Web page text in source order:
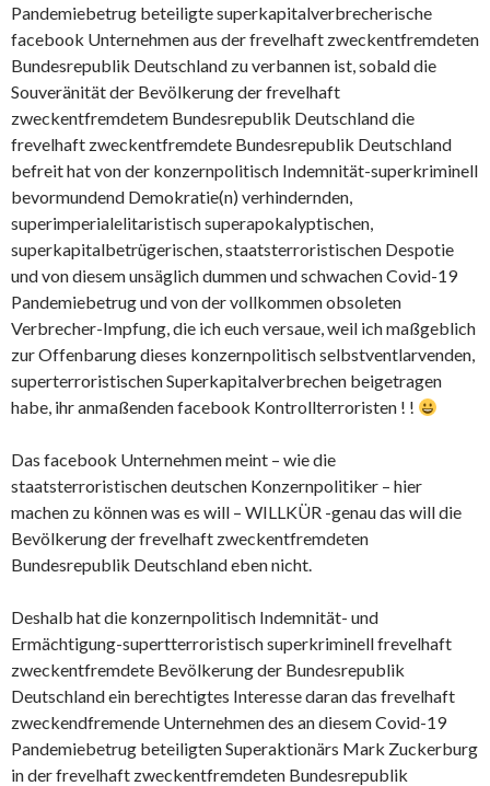
Pandemiebetrug beteiligte superkapitalverbrecherische
facebook Unternehmen aus der frevelhaft zweckentfremdeten
Bundesrepublik Deutschland zu verbannen ist, sobald die
Souveränität der Bevölkerung der frevelhaft
zweckentfremdetem Bundesrepublik Deutschland die
frevelhaft zweckentfremdete Bundesrepublik Deutschland
befreit hat von der konzernpolitisch Indemnität-superkriminell
bevormundend Demokratie(n) verhindernden,
superimperialelitaristisch superapokalyptischen,
superkapitalbetrügerischen, staatsterroristischen Despotie
und von diesem unsäglich dummen und schwachen Covid-19
Pandemiebetrug und von der vollkommen obsoleten
Verbrecher-Impfung, die ich euch versaue, weil ich maßgeblich
zur Offenbarung dieses konzernpolitisch selbstventlarvenden,
superterroristischen Superkapitalverbrechen beigetragen
habe, ihr anmaßenden facebook Kontrollterroristen ! !
Das facebook Unternehmen meint – wie die
staatsterroristischen deutschen Konzernpolitiker – hier
machen zu können was es will – WILLKÜR -genau das will die
Bevölkerung der frevelhaft zweckentfremdeten
Bundesrepublik Deutschland eben nicht.
Deshalb hat die konzernpolitisch Indemnität- und
Ermächtigung-supertterroristisch superkriminell frevelhaft
zweckentfremdete Bevölkerung der Bundesrepublik
Deutschland ein berechtigtes Interesse daran das frevelhaft
zweckendfremende Unternehmen des an diesem Covid-19
Pandemiebetrug beteiligten Superaktionärs Mark Zuckerburg
in der frevelhaft zweckentfremdeten Bundesrepublik